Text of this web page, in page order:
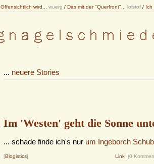
Offensichtlich wird... wuerg / Das mit der "Querfront"... kristof / Ich
... neuere Stories
Im 'Westen' geht die Sonne
... schade finde ich's nur um Ingeborch
[Blogistics] Link (0